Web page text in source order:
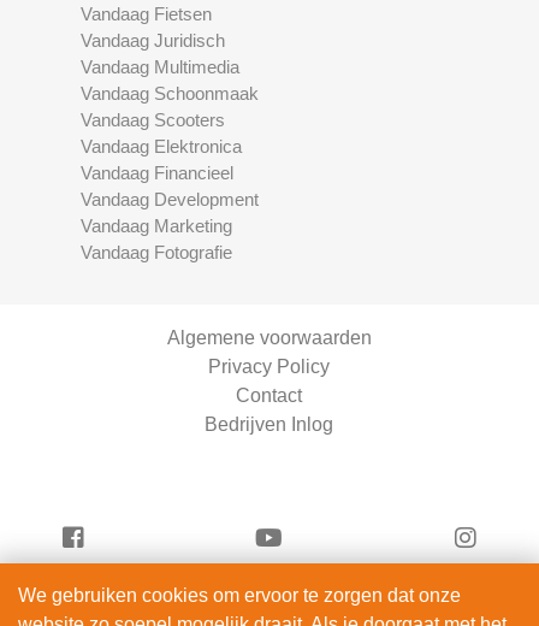
Vandaag Fietsen
Vandaag Juridisch
Vandaag Multimedia
Vandaag Schoonmaak
Vandaag Scooters
Vandaag Elektronica
Vandaag Financieel
Vandaag Development
Vandaag Marketing
Vandaag Fotografie
Algemene voorwaarden
Privacy Policy
Contact
Bedrijven Inlog
Serviceright Schoonmaak is onderdeel van
We gebruiken cookies om ervoor te zorgen dat onze